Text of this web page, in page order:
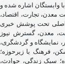
وابستگان اشاره شده و
معدن، تجارت، اقتصاد،
اصلی تحت پوشش خبری
معدن، گسترش نیوز
نمایشگاه و گردشگری،
فرهنگ با زیرحوزه؛
سبک زندگی، حوادث،